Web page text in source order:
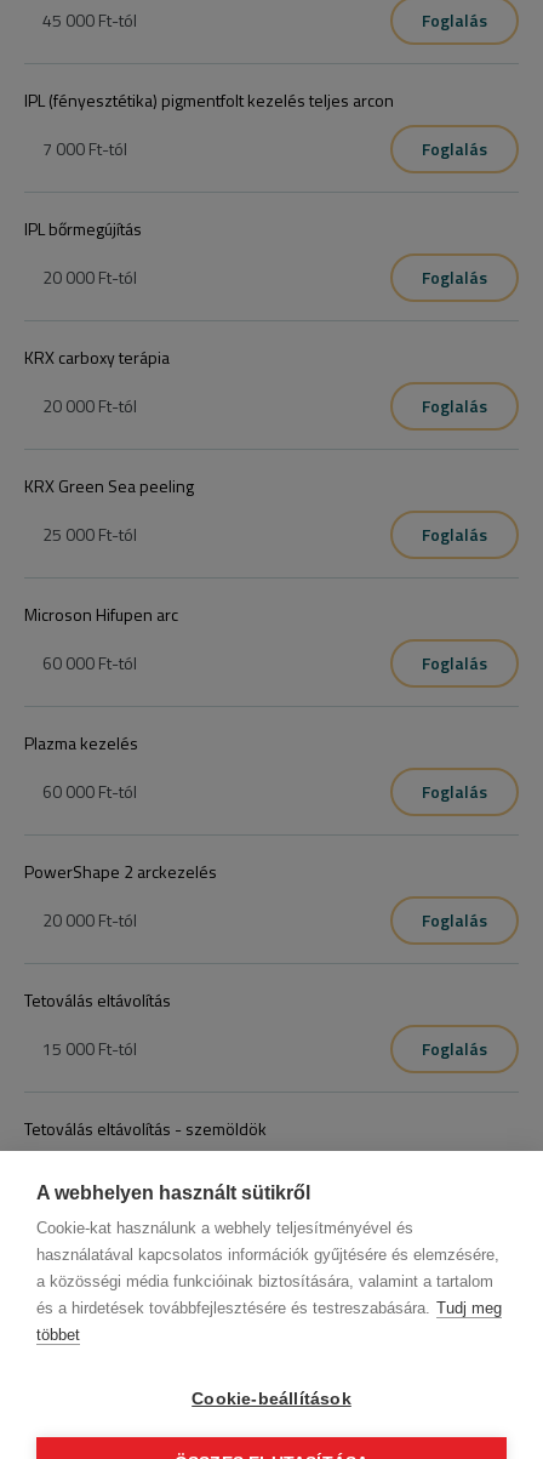
A webhelyen használt sütikről
Cookie-kat használunk a webhely teljesítményével és
használatával kapcsolatos információk gyűjtésére és elemzésére,
a közösségi média funkcióinak biztosítására, valamint a tartalom
és a hirdetések továbbfejlesztésére és testreszabására. Tudj meg
többet
Cookie-beállítások
45 000 Ft-tól Foglalás
IPL (fényesztétika) pigmentfolt kezelés teljes arcon
7 000 Ft-tól Foglalás
IPL bőrmegújítás
20 000 Ft-tól Foglalás
KRX carboxy terápia
20 000 Ft-tól Foglalás
KRX Green Sea peeling
25 000 Ft-tól Foglalás
Microson Hifupen arc
60 000 Ft-tól Foglalás
Plazma kezelés
60 000 Ft-tól Foglalás
PowerShape 2 arckezelés
20 000 Ft-tól Foglalás
Tetoválás eltávolítás
15 000 Ft-tól Foglalás
Tetoválás eltávolítás - szemöldök